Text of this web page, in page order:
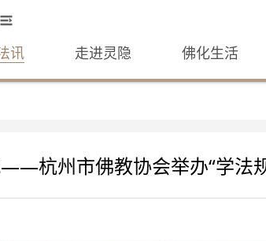
讯 走进灵隐 佛化生活
杭州市佛教协会举办“学法